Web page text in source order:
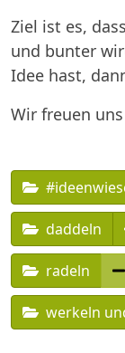
Ziel ist es,
und bunter
Idee hast,
Wir freuen
daddeln
radeln
werkeln